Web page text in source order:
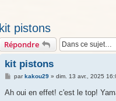
kit pistons
Répondre
kit pistons
M
s
parkakou29» dim. 13 avr., 2025
Ah oui en effet! c'est le top!